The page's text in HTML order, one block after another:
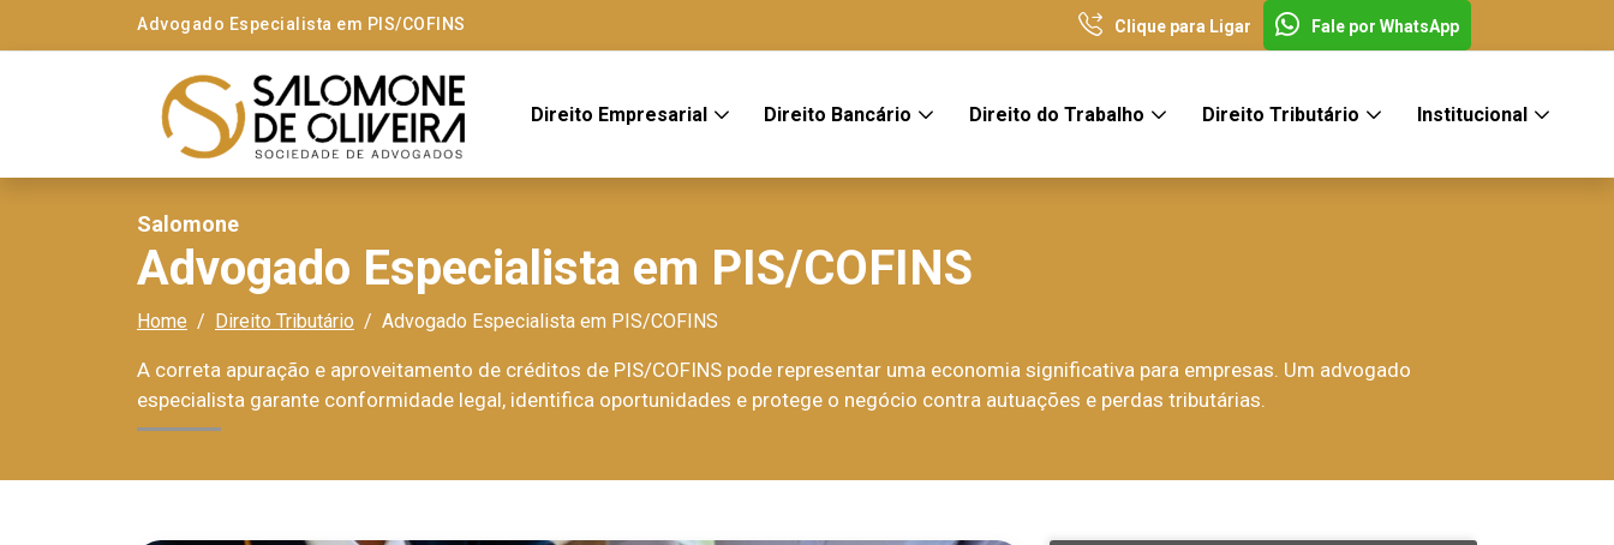
Advogado Especialista em PIS/COFINS Clique para Ligar Fale por WhatsApp
Direito Empresarial Direito Bancário Direito do Trabalho Direito Tributário Institucional
Salomone
Advogado Especialista em PIS/COFINS
Home Direito Tributário Advogado Especialista em PIS/COFINS
A correta apuração e aproveitamento de créditos de PIS/COFINS pode representar uma economia significativa para empresas. Um advogado
especialista garante conformidade legal, identifica oportunidades e protege o negócio contra autuações e perdas tributárias.